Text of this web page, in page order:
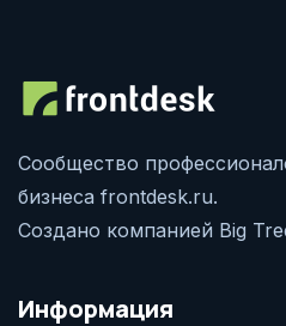
Сообщество
бизнеса frontdesk.ru.
Создано компанией Big
Информация